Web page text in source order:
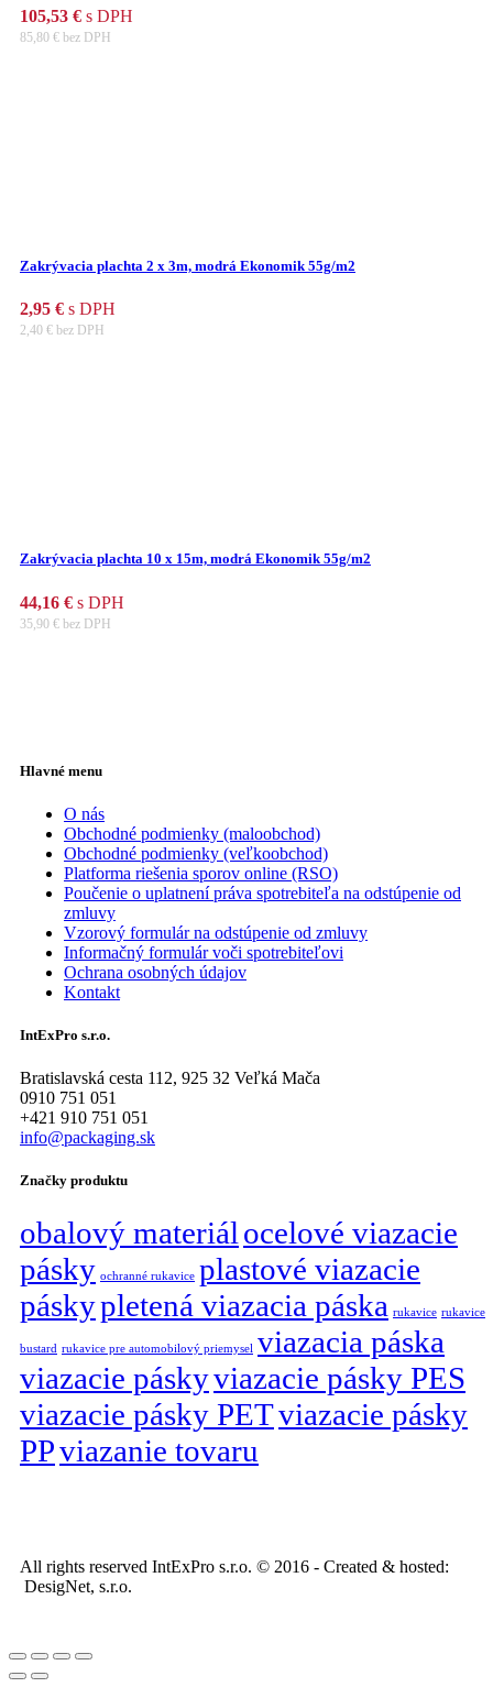
105,53 € s DPH
85,80 € bez DPH
Zakrývacia plachta 2 x 3m, modrá Ekonomik 55g/m2
2,95 € s DPH
2,40 € bez DPH
Zakrývacia plachta 10 x 15m, modrá Ekonomik 55g/m2
44,16 € s DPH
35,90 € bez DPH
Hlavné menu
O nás
Obchodné podmienky (maloobchod)
Obchodné podmienky (veľkoobchod)
Platforma riešenia sporov online (RSO)
Poučenie o uplatnení práva spotrebiteľa na odstúpenie od
zmluvy
Vzorový formulár na odstúpenie od zmluvy
Informačný formulár voči spotrebiteľovi
Ochrana osobných údajov
Kontakt
IntExPro s.r.o.
Bratislavská cesta 112, 925 32 Veľká Mača
0910 751 051
+421 910 751 051
info@packaging.sk
Značky produktu
obalový materiál ocelové viazacie
pásky ochranné rukavice plastové viazacie
páskypletená viazacia páska rukavice rukavice
bustard rukavice pre automobilový priemysel viazacia páska
viazacie páskyviazacie pásky PES
viazacie pásky PETviazacie pásky
PPviazanie tovaru
All rights reserved IntExPro s.r.o. © 2016 - Created & hosted:
DesigNet, s.r.o.